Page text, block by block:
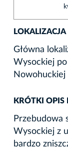
LOKALIZACJA
Główna
Wysockiej
Nowohuckiej
KRÓTKI OPIS
Przebudowa
Wysockiej z
bardzo